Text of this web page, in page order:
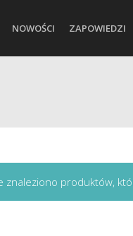
NOWOŚCI ZAPOWIEDZI
znaleziono produktów,